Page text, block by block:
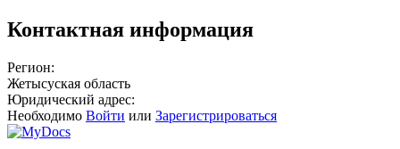
Контактная информация
Регион:
Жетысуская область
Юридический адрес:
Необходимо Войти или Зарегистрироваться